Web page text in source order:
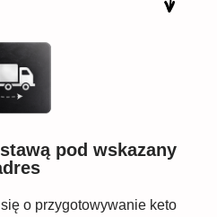
pod wskazany
o przygotowywanie keto